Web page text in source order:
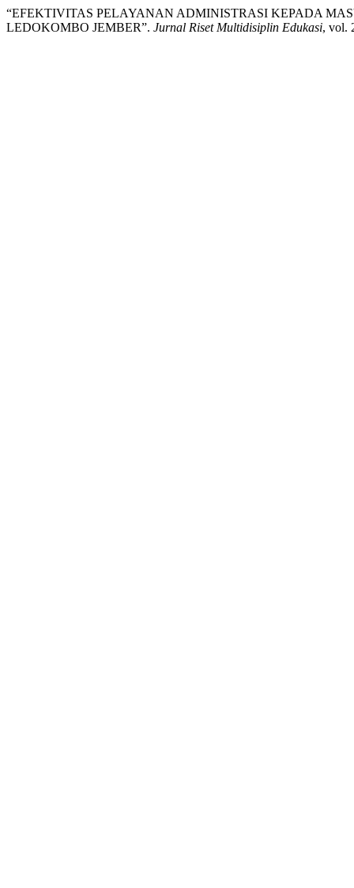
“EFEKTIVITAS PELAYANAN ADMINISTRASI KEPADA
LEDOKOMBO JEMBER”. Jurnal Riset Multidisiplin Edukasi, vol.